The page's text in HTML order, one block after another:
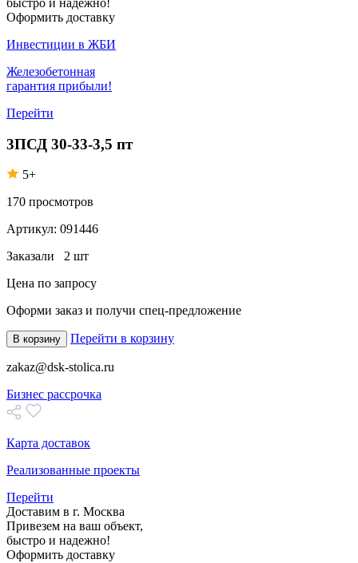
Оформить доставку
Инвестиции в ЖБИ
Железобетонная
гарантия прибыли!
Перейти
3ПСД 30-33-3,5 пт
5+
170 просмотров
Артикул: 091446
Заказали 2 шт
Цена по запросу
Оформи заказ и получи спец-предложение
В корзину Перейти в корзину
zakaz@dsk-stolica.ru
Бизнес рассрочка
Карта доставок
Реализованные проекты
Перейти
Доставим в г. Москва
Привезем на ваш объект,
быстро и надежно!
Оформить доставку